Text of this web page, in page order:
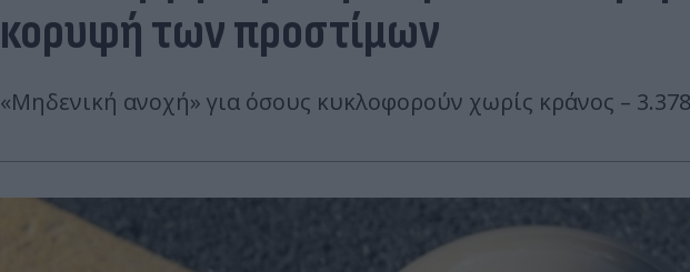
κορυφή των προστίμων
«Μηδενική ανοχή» για όσους κυκλοφορούν χωρίς κράνος –